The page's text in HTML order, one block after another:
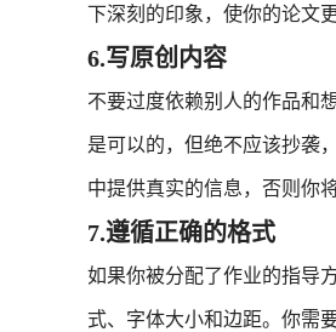
下深刻的印象，使你的论文
6.写原创内容
不要过度依赖别人的作品和
是可以的，但绝不应该抄袭
中提供真实的信息，否则你
7.遵循正确的格式
如果你被分配了作业的指导
式、字体大小和边距。你需